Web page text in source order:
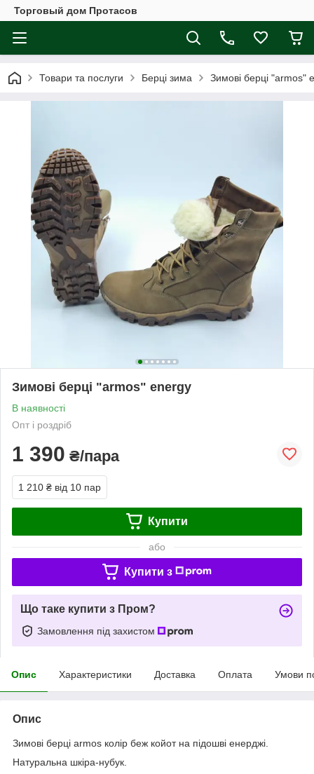
Торговый дом Протасов
Товари та послуги Берці зима Зимові берці "armos"
Зимові берці "armos" energy
В наявності
Опт і роздріб
1 390 ₴/пара
1 210 ₴ від 10 пар
Купити
або
Купити з
Що таке купити з Пром?
Замовлення під захистом
Опис Характеристики Доставка Оплата Умови
Опис
Зимові берці armos колір беж койот на підошві енерджі.
Натуральна шкіра-нубук.